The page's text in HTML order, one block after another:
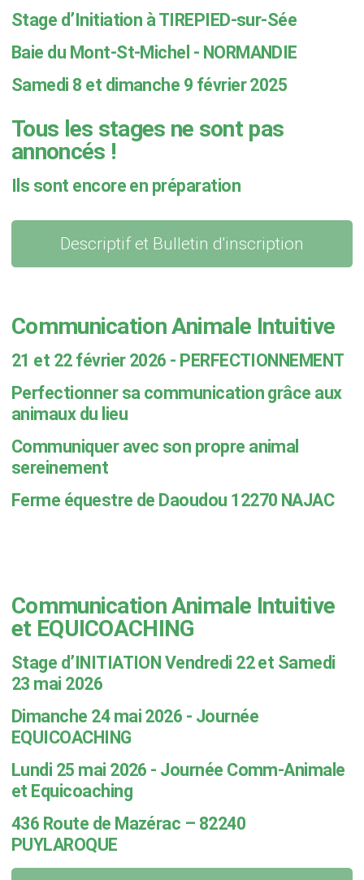
Stage d’Initiation à TIREPIED-sur-Sée
Baie du Mont-St-Michel - NORMANDIE
Samedi 8 et dimanche 9 février 2025
Tous les stages ne sont pas
annoncés !
Ils sont encore en préparation
Descriptif et Bulletin d'inscription
Communication Animale Intuitive
21 et 22 février 2026 - PERFECTIONNEMENT
Perfectionner sa communication grâce aux
animaux du lieu
Communiquer avec son propre animal
sereinement
Ferme équestre de Daoudou 12270 NAJAC
Communication Animale Intuitive
et EQUICOACHING
Stage d’INITIATION Vendredi 22 et Samedi
23 mai 2026
Dimanche 24 mai 2026 - Journée
EQUICOACHING
Lundi 25 mai 2026 - Journée Comm-Animale
et Equicoaching
436 Route de Mazérac – 82240
PUYLAROQUE